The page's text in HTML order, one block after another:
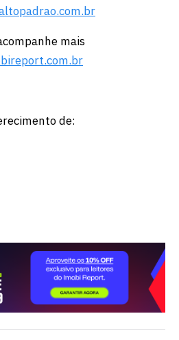
mais
de: